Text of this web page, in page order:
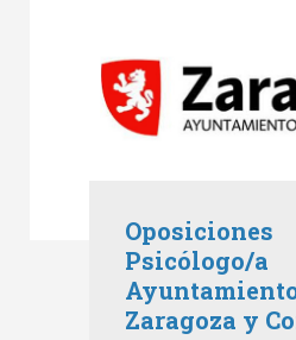
Oposiciones
Psicólogo/a
Zaragoza y